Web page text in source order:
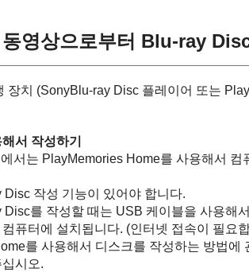
영상으로부터 Blu-ray
장치 (SonyBlu-ray Disc 플레이어 또는
서 작성하기
서는 PlayMemories Home를 사용해서
Disc 작성 기능이 있어야 합니다.
Disc를 작성할 때는 USB 케이블을 사용해
퓨터에 설치됩니다. (인터넷 접속이 필요
를 사용해서 디스크를 작성하는 방법
시오.